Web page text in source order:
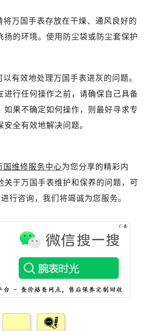
将万国手表存放在干燥、通风良好的
扬的环境。使用防尘袋或防尘套保护
有效地处理万国手表进灰的问题。
进行任何操作之前，请确保自己具备
如果不确定如何操作，则最好寻求专
全有效地解决问题。
国维修服务中心为您分享的精彩内
关于万国手表维护和保养的问题，可
行咨询，我们将竭诚为您服务。